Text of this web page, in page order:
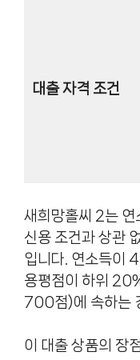
대출 자격 조건
새희망홀씨 2는
신용 조건과 상관
입니다. 연소득이
용평점이 하위
700점)에 속하는
이 대출 상품의 장